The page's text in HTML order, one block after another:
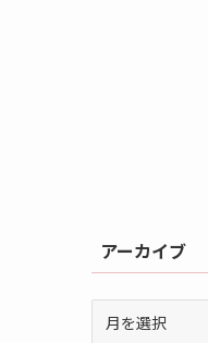
アーカイブ